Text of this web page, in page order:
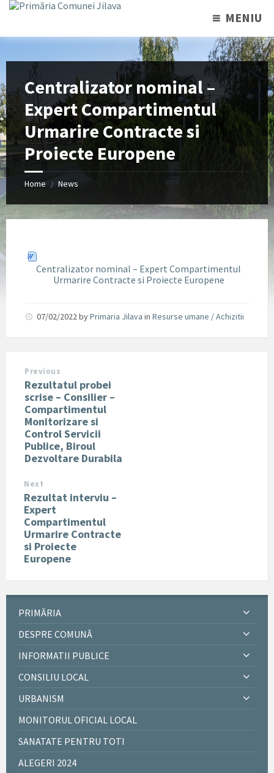
MENIU
Centralizator nominal –
Expert Compartimentul
Urmarire Contracte si
Proiecte Europene
Home / News
Centralizator nominal – Expert Compartimentul
Urmarire Contracte si Proiecte Europene
07/02/2022byPrimaria Jilava in Resurse umane / Achizitii
Previous
Rezultatul probei
scrise – Consilier –
Compartimentul
Monitorizare si
Control Servicii
Publice, Biroul
Dezvoltare Durabila
Next
Rezultat interviu –
Expert
Compartimentul
Urmarire Contracte
si Proiecte
Europene
PRIMĂRIA
DESPRE COMUNĂ
INFORMATII PUBLICE
CONSILIU LOCAL
URBANISM
MONITORUL OFICIAL LOCAL
SANATATE PENTRU TOTI
ALEGERI 2024